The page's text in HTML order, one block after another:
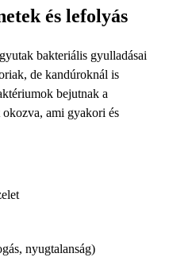
és lefolyás
bakteriális gyulladásai
de kandúroknál is
bejutnak a
ami gyakori és
nyugtalanság)